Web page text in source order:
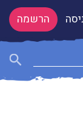
הרשמה